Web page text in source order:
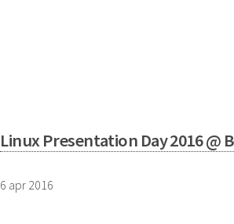
Linux Presentation Day 2016 @
6 apr 2016